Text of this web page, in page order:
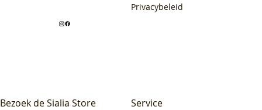
Bezoek de Sialia Store
Privacybeleid
Service